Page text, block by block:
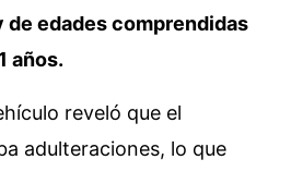
de edades comprendidas
años.
reveló que el
adulteraciones, lo que